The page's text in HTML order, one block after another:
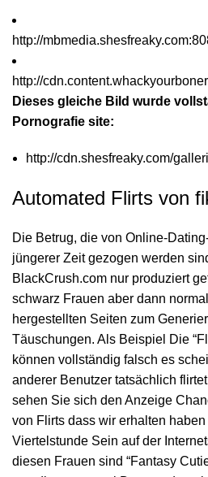
http://
http://
Dieses gleiche Bild wurde
Pornografie site:
http://cdn.shesfreaky.com/
Automated Flirts von
Die Betrug, die von Online-
jüngerer Zeit gezogen werden
BlackCrush.com nur produziert
schwarz Frauen aber dann
hergestellten Seiten zum
Täuschungen. Als Beispiel Die
können vollständig falsch es
anderer Benutzer tatsächlich
sehen Sie sich den Anzeige
von Flirts dass wir erhalten
Viertelstunde Sein auf der
diesen Frauen sind “Fantasy